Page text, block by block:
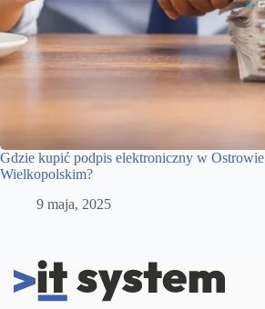
Gdzie kupić podpis elektroniczny w Ostrowie
Wielkopolskim?
9 maja, 2025